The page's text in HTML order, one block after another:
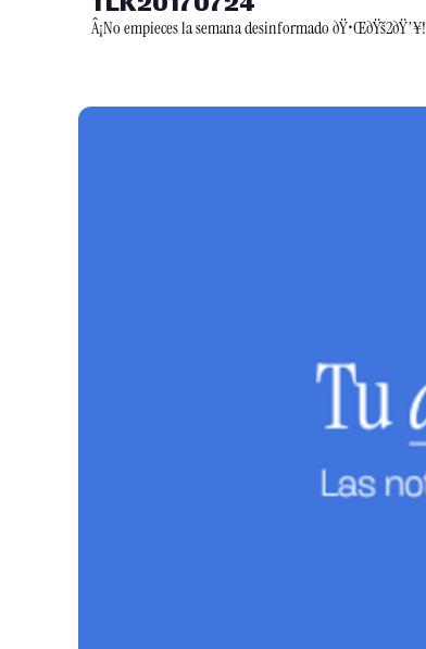
Â¡No empieces la semana desinformado ðŸ•ŒðŸš2ðŸ’¥!